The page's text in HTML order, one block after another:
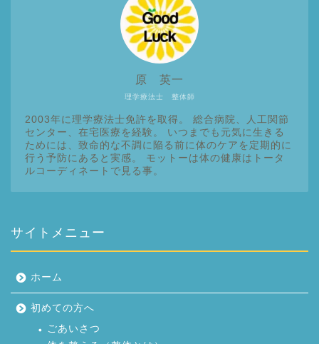
理学療法士 整体師
原 英一
2003年に理学療法士免許を取得。 総合病院、人工関節
センター、在宅医療を経験。 いつまでも元気に生きる
ためには、致命的な不調に陥る前に体のケアを定期的に
行う予防にあると実感。 モットーは体の健康はトータ
ルコーディネートで見る事。
サイトメニュー
ホーム
初めての方へ
ごあいさつ